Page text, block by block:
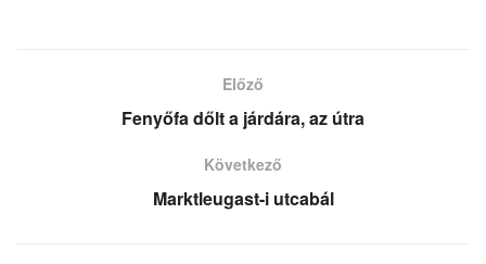
Előző
Fenyőfa dőlt a járdára, az útra
Következő
Marktleugast-i utcabál